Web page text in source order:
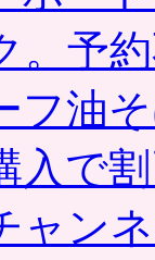
。予
フ油
入で
ャン